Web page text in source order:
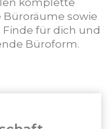
komplette
sowie
für dich und
Büroform.